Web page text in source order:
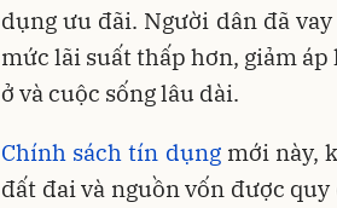
dụng ưu đãi. Người dân đã
mức lãi suất thấp hơn, giảm
ở và cuộc sống lâu dài.
Chính sách tín dụngmới này,
đất đai và nguồn vốn được